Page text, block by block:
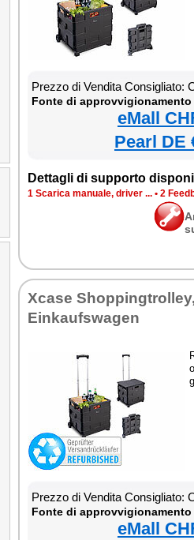
Prezzo di Vendita Consigliato:
Fonte di
eMall
Pearl DE
Dettagli di supporto
1 Scarica manuale, driver ... • 2
Xcase
Einkaufswagen
Prezzo di Vendita Consigliato:
Fonte di
eMall